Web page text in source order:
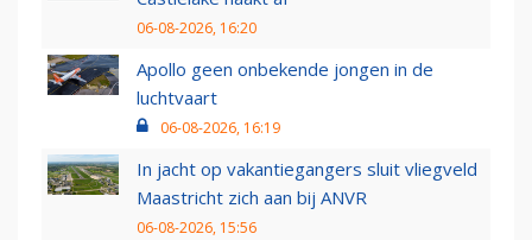
06-08-2026, 16:20
Apollo geen onbekende jongen in de
luchtvaart
06-08-2026, 16:19
In jacht op vakantiegangers sluit vliegveld
Maastricht zich aan bij ANVR
06-08-2026, 15:56